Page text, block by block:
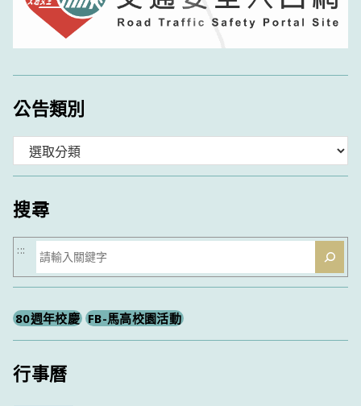
公告類別
類
搜尋
搜
尋
:::
80週年校慶 FB-馬高校園活動
行事曆